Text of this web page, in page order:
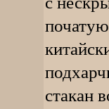
стакан